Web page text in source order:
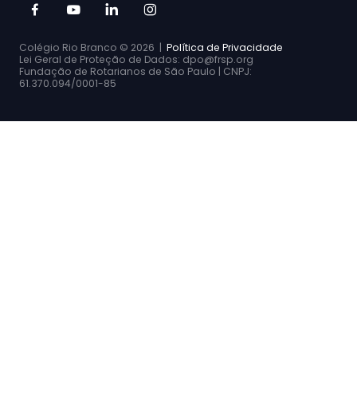
Colégio Rio Branco © 2026 | Política de Privacidade
Lei Geral de Proteção de Dados: dpo@frsp.org
Fundação de Rotarianos de São Paulo | CNPJ:
61.370.094/0001-85